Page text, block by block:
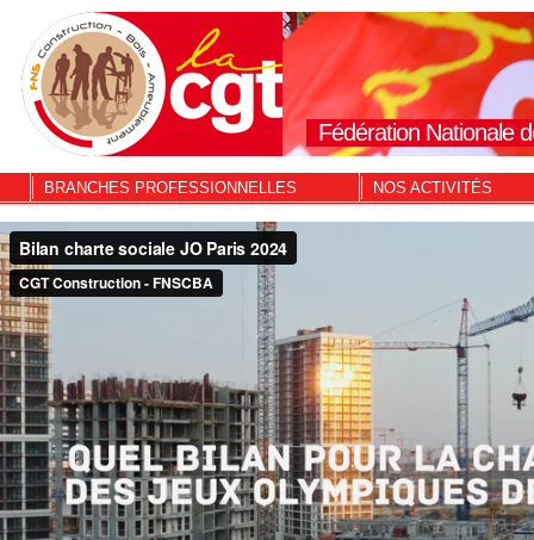
Fédération Nationale
BRANCHES PROFESSIONNELLES NOS ACTIVITÉS